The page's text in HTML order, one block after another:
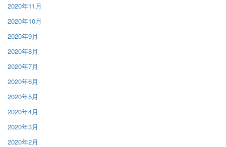
2020年11月
2020年10月
2020年9月
2020年8月
2020年7月
2020年6月
2020年5月
2020年4月
2020年3月
2020年2月